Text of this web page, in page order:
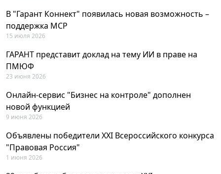
В "Гарант Коннект" появилась новая возможность –
поддержка MCP
15 июля 2026
ГАРАНТ представит доклад на тему ИИ в праве на
ПМЮФ
23 июня 2026
Онлайн-сервис "Бизнес на контроле" дополнен
новой функцией
9 июня 2026
Объявлены победители XXI Всероссийского конкурса
"Правовая Россия"
1 июня 2026